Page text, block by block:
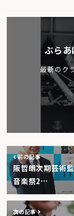
ぶら
最新のク
前の記事
阪哲朗次期芸術
音楽祭2…
次の記事